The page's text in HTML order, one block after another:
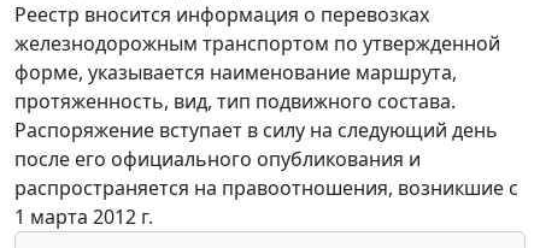
Реестр вносится информация о перевозках
железнодорожным транспортом по утвержденной
форме, указывается наименование маршрута,
протяженность, вид, тип подвижного состава.
Распоряжение вступает в силу на следующий день
после его официального опубликования и
распространяется на правоотношения, возникшие с
1 марта 2012 г.